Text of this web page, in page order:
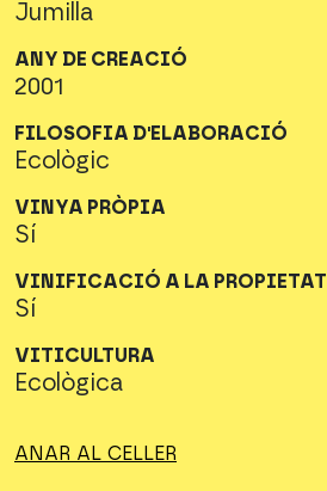
Jumilla
ANY DE CREACIÓ
2001
FILOSOFIA D'ELABORACIÓ
Ecològic
VINYA PRÒPIA
Sí
VINIFICACIÓ A LA PROPIETAT
Sí
VITICULTURA
Ecològica
ANAR AL CELLER